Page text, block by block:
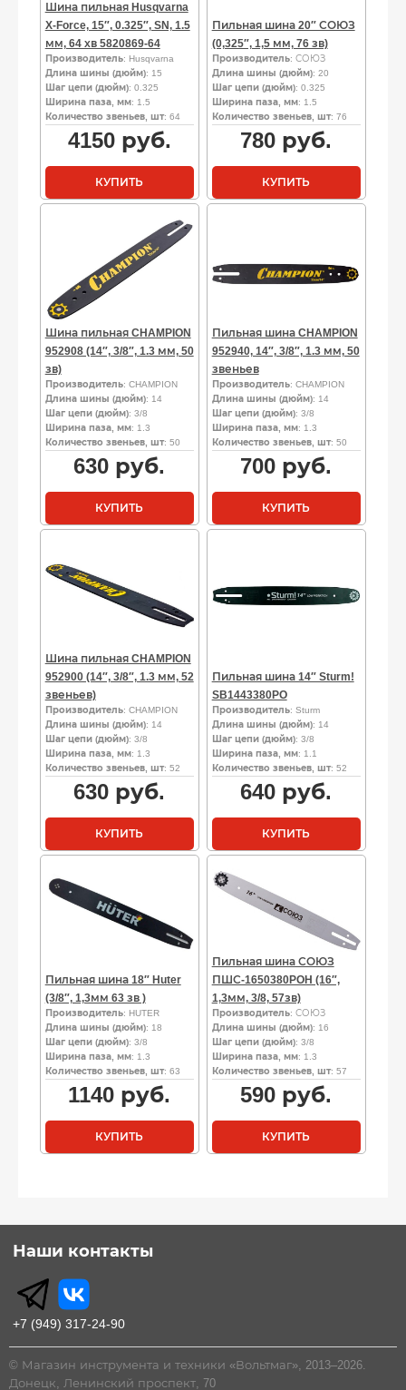
Шина пильная Husqvarna
X-Force, 15″, 0.325″, SN, 1.5
мм, 64 хв 5820869-64
Производитель: Husqvarna
Длина шины (дюйм): 15
Шаг цепи (дюйм): 0.325
Ширина паза, мм: 1.5
Количество звеньев, шт: 64
4150руб.
КУПИТЬ
Пильная шина 20″ СОЮЗ
(0,325″, 1,5 мм, 76 зв)
Производитель: СОЮЗ
Длина шины (дюйм): 20
Шаг цепи (дюйм): 0.325
Ширина паза, мм: 1.5
Количество звеньев, шт: 76
780 руб.
КУПИТЬ
Шина пильная CHAMPION
952908 (14″, 3/8″, 1.3 мм, 50
зв)
Производитель: CHAMPION
Длина шины (дюйм): 14
Шаг цепи (дюйм): 3/8
Ширина паза, мм: 1.3
Количество звеньев, шт: 50
630 руб.
КУПИТЬ
Пильная шина CHAMPION
952940, 14″, 3/8″, 1.3 мм, 50
звеньев
Производитель: CHAMPION
Длина шины (дюйм): 14
Шаг цепи (дюйм): 3/8
Ширина паза, мм: 1.3
Количество звеньев, шт: 50
700 руб.
КУПИТЬ
Шина пильная CHAMPION
952900 (14″, 3/8″, 1.3 мм, 52
звеньев)
Производитель: CHAMPION
Длина шины (дюйм): 14
Шаг цепи (дюйм): 3/8
Ширина паза, мм: 1.3
Количество звеньев, шт: 52
630 руб.
КУПИТЬ
Пильная шина 14″ Sturm!
SB1443380PO
Производитель: Sturm
Длина шины (дюйм): 14
Шаг цепи (дюйм): 3/8
Ширина паза, мм: 1.1
Количество звеньев, шт: 52
640 руб.
КУПИТЬ
Пильная шина 18″ Huter
(3/8″, 1,3мм 63 зв )
Производитель: HUTER
Длина шины (дюйм): 18
Шаг цепи (дюйм): 3/8
Ширина паза, мм: 1.3
Количество звеньев, шт: 63
1140 руб.
КУПИТЬ
Пильная шина СОЮЗ
ПШС-1650380POH (16″,
1,3мм, 3/8, 57зв)
Производитель: СОЮЗ
Длина шины (дюйм): 16
Шаг цепи (дюйм): 3/8
Ширина паза, мм: 1.3
Количество звеньев, шт: 57
590 руб.
КУПИТЬ
Наши контакты
+7 (949) 317-24-90
© Магазин инструмента и техники «Вольтмаг», 2013–2026.
Донецк, Ленинский проспект, 70